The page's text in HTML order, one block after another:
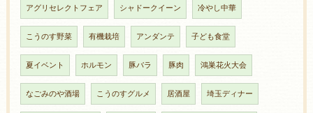
アグリセレクトフェア シャドークイーン 冷やし中華
こうのす野菜 有機栽培 アンダンテ 子ども食堂
夏イベント ホルモン 豚バラ 豚肉 鴻巣花火大会
なごみのや酒場 こうのすグルメ 居酒屋 埼玉ディナー